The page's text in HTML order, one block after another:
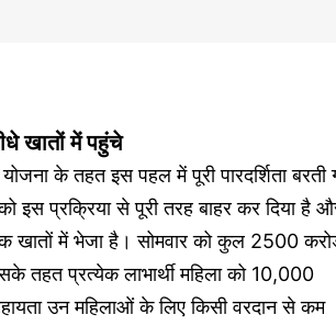
खातों में पहुंचे
के तहत इस पहल में पूरी पारदर्शिता बरती
इस प्रक्रिया से पूरी तरह बाहर कर दिया है
खातों में भेजा है। सोमवार को कुल 2500
तहत प्रत्येक लाभार्थी महिला को 10,000
उन महिलाओं के लिए किसी वरदान से कम